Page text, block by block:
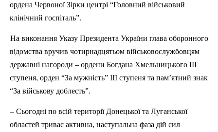
ордена Червоної Зірки центрі “Головний військовий
клінічний госпіталь”.
На виконання Указу Президента України глава оборонного
відомства вручив чотирнадцятьом військовослужбовцям
державні нагороди – ордени Богдана Хмельницького ІІІ
ступеня, орден “За мужність” ІІІ ступеня та пам’ятний знак
“За військову доблесть”.
– Сьогодні по всій території Донецької та Луганської
областей триває активна, наступальна фаза дій сил